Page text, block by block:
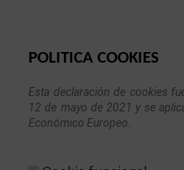
POLITICA COOKIES
Esta declaración de cookies
12 de mayo de 2021 y se
Económico Europeo.